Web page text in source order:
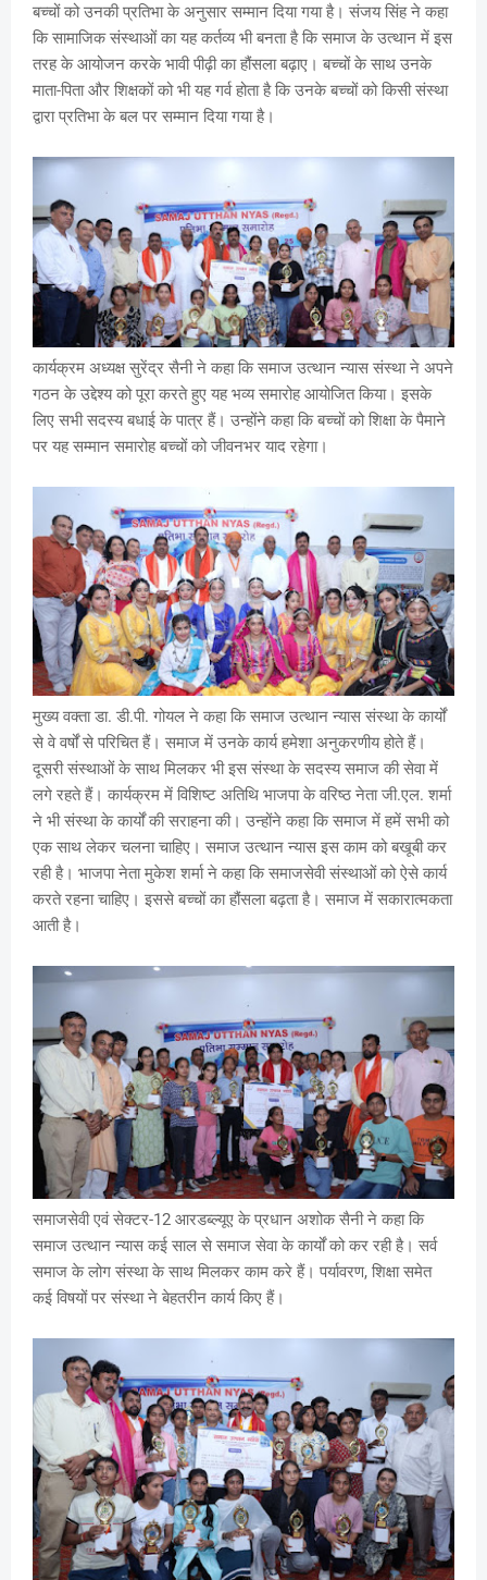
बच्चों को उनकी प्रतिभा के अनुसार सम्मान दिया गया है। संजय सिंह ने कहा
कि सामाजिक संस्थाओं का यह कर्तव्य भी बनता है कि समाज के उत्थान में इस
तरह के आयोजन करके भावी पीढ़ी का हौंसला बढ़ाए। बच्चों के साथ उनके
माता-पिता और शिक्षकों को भी यह गर्व होता है कि उनके बच्चों को किसी संस्था
द्वारा प्रतिभा के बल पर सम्मान दिया गया है।
कार्यक्रम अध्यक्ष सुरेंद्र सैनी ने कहा कि समाज उत्थान न्यास संस्था ने अपने
गठन के उद्देश्य को पूरा करते हुए यह भव्य समारोह आयोजित किया। इसके
लिए सभी सदस्य बधाई के पात्र हैं। उन्होंने कहा कि बच्चों को शिक्षा के पैमाने
पर यह सम्मान समारोह बच्चों को जीवनभर याद रहेगा।
मुख्य वक्ता डा. डी.पी. गोयल ने कहा कि समाज उत्थान न्यास संस्था के कार्यों
से वे वर्षों से परिचित हैं। समाज में उनके कार्य हमेशा अनुकरणीय होते हैं।
दूसरी संस्थाओं के साथ मिलकर भी इस संस्था के सदस्य समाज की सेवा में
लगे रहते हैं। कार्यक्रम में विशिष्ट अतिथि भाजपा के वरिष्ठ नेता जी.एल. शर्मा
ने भी संस्था के कार्यों की सराहना की। उन्होंने कहा कि समाज में हमें सभी को
एक साथ लेकर चलना चाहिए। समाज उत्थान न्यास इस काम को बखूबी कर
रही है। भाजपा नेता मुकेश शर्मा ने कहा कि समाजसेवी संस्थाओं को ऐसे कार्य
करते रहना चाहिए। इससे बच्चों का हौंसला बढ़ता है। समाज में सकारात्मकता
आती है।
समाजसेवी एवं सेक्टर-12 आरडब्ल्यूए के प्रधान अशोक सैनी ने कहा कि
समाज उत्थान न्यास कई साल से समाज सेवा के कार्यों को कर रही है। सर्व
समाज के लोग संस्था के साथ मिलकर काम करे हैं। पर्यावरण, शिक्षा समेत
कई विषयों पर संस्था ने बेहतरीन कार्य किए हैं।